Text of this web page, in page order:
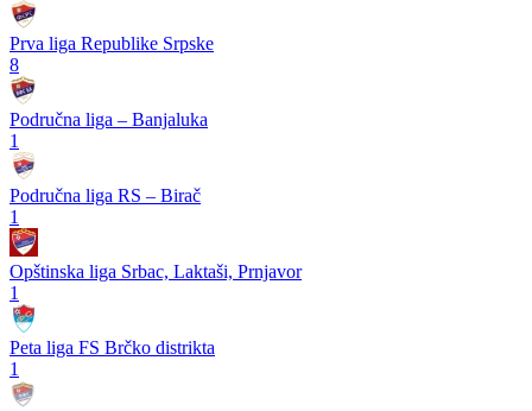
Prva liga Republike Srpske
8
Područna liga – Banjaluka
1
Područna liga RS – Birač
1
Opštinska liga Srbac, Laktaši, Prnjavor
1
Peta liga FS Brčko distrikta
1